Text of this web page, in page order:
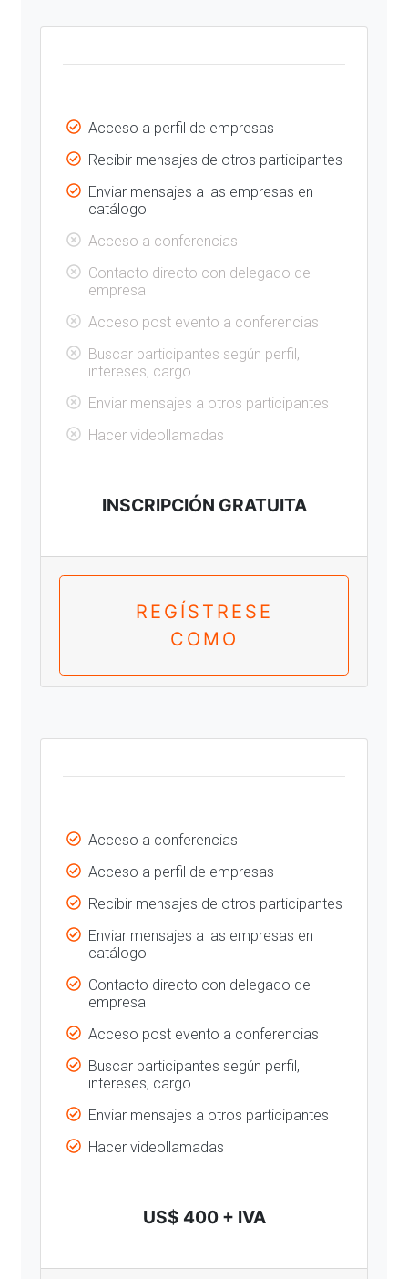
Acceso a perfil de empresas
Recibir mensajes de otros participantes
Enviar mensajes a las empresas en
catálogo
Acceso a conferencias
Contacto directo con delegado de
empresa
Acceso post evento a conferencias
Buscar participantes según perfil,
intereses, cargo
Enviar mensajes a otros participantes
Hacer videollamadas
INSCRIPCIÓN GRATUITA
REGÍSTRESE
COMO
Acceso a conferencias
Acceso a perfil de empresas
Recibir mensajes de otros participantes
Enviar mensajes a las empresas en
catálogo
Contacto directo con delegado de
empresa
Acceso post evento a conferencias
Buscar participantes según perfil,
intereses, cargo
Enviar mensajes a otros participantes
Hacer videollamadas
US$ 400 + IVA